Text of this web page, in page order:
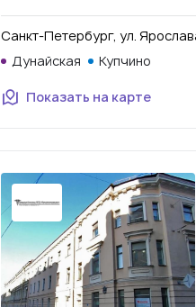
Санкт-Петербург, ул.
Дунайская
Купчино
Показать на карте